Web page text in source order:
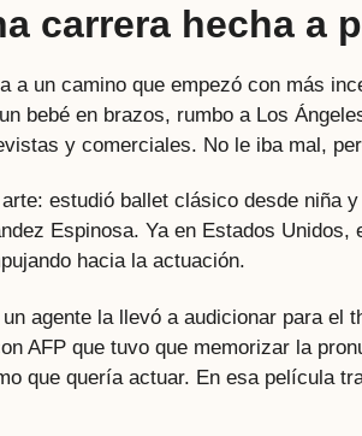
carrera hecha a
a un camino que empezó con más
bebé en brazos, rumbo a Los
y comerciales. No le iba mal,
estudió ballet clásico desde niña
Espinosa. Ya en Estados Unidos,
hacia la actuación.
agente la llevó a audicionar para el
AFP que tuvo que memorizar la
que quería actuar. En esa película